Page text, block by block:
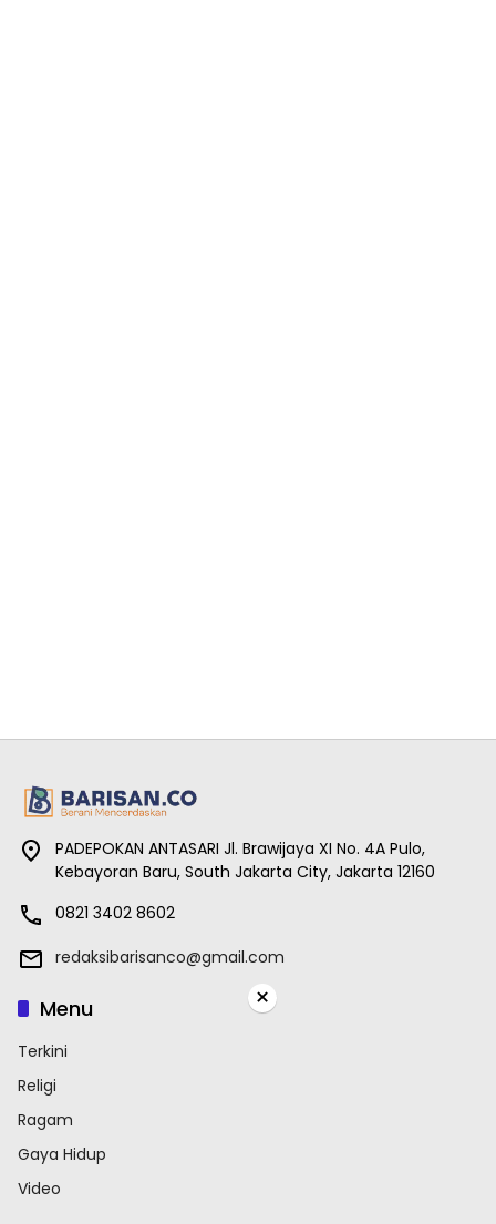
PADEPOKAN ANTASARI Jl. Brawijaya XI No. 4A Pulo,
Kebayoran Baru, South Jakarta City, Jakarta 12160
0821 3402 8602
redaksibarisanco@gmail.com
Menu
Terkini
Religi
Ragam
Gaya Hidup
Video
×